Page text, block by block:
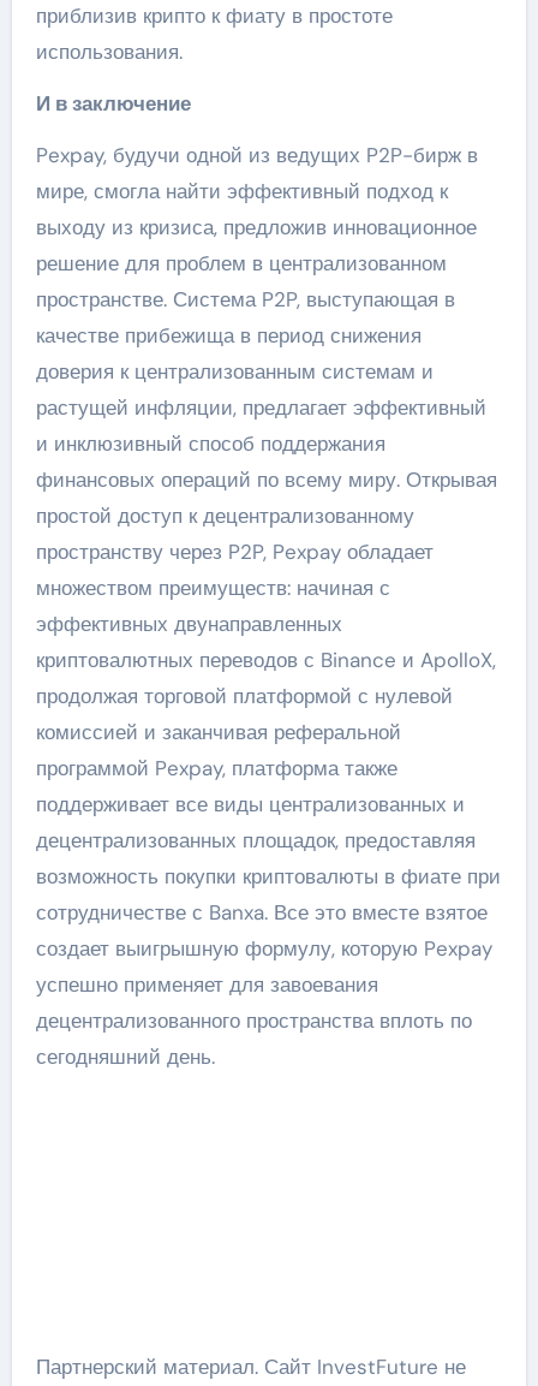
приблизив крипто к фиату в простоте
использования.
И в заключение
Pexpay, будучи одной из ведущих P2P-бирж в
мире, смогла найти эффективный подход к
выходу из кризиса, предложив инновационное
решение для проблем в централизованном
пространстве. Система P2P, выступающая в
качестве прибежища в период снижения
доверия к централизованным системам и
растущей инфляции, предлагает эффективный
и инклюзивный способ поддержания
финансовых операций по всему миру. Открывая
простой доступ к децентрализованному
пространству через P2P, Pexpay обладает
множеством преимуществ: начиная с
эффективных двунаправленных
криптовалютных переводов с Binance и ApolloX,
продолжая торговой платформой с нулевой
комиссией и заканчивая реферальной
программой Pexpay, платформа также
поддерживает все виды централизованных и
децентрализованных площадок, предоставляя
возможность покупки криптовалюты в фиате при
сотрудничестве с Banxa. Все это вместе взятое
создает выигрышную формулу, которую Pexpay
успешно применяет для завоевания
децентрализованного пространства вплоть по
сегодняшний день.
Партнерский материал. Сайт InvestFuture не